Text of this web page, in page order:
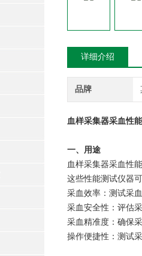
详细介绍
品牌
血样采集器采血性
一、用途
血样采集器采血性
这些性能测试仪器
采血效率：测试采
采血安全性：评估
采血精准度：确保
操作便捷性：测试